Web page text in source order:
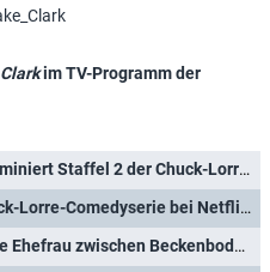
im TV-Programm der
"Leanne": Netflix terminiert Staffel 2 der Chuck-Lorre-Sitcom
"Leanne": Neue Chuck-Lorre-Comedyserie bei Netflix geht in die Verlängerung
"Leanne": Verlassene Ehefrau zwischen Beckenbodenübungen und Menopause